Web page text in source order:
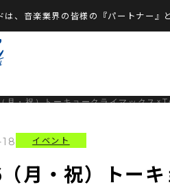
は、音楽業界の皆様の『パートナー』
月・祝）トーキョークライマックス
イベント
（月・祝）トー